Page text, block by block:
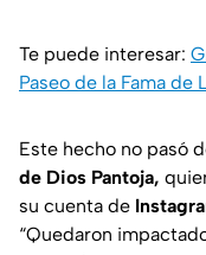
Te puede interesar:
Paseo de la Fama de
Este hecho no pasó
de Dios Pantoja,
su cuenta de
“Quedaron